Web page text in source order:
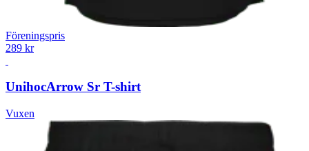
Föreningspris
289 kr
UnihocArrow Sr T-shirt
Vuxen